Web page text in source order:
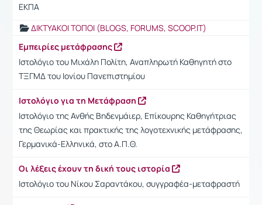
ΕΚΠΑ
ΔΙΚΤΥΑΚΟΙ ΤΟΠΟΙ (BLOGS, FORUMS, SCOOP.IT)
Εμπειρίες μετάφρασης
Ιστολόγιο του Μιχάλη Πολίτη, Αναπληρωτή Καθηγητή στο
ΤΞΓΜΔ του Ιονίου Πανεπιστημίου
Ιστολόγιο για τη Μετάφραση
Ιστολόγιο της Ανθής Βηδενμάιερ, Επίκουρης Καθηγήτριας
της Θεωρίας και πρακτικής της λογοτεχνικής μετάφρασης,
Γερμανικά-Ελληνικά, στο Α.Π.Θ.
Οι λέξεις έχουν τη δική τους ιστορία
Ιστολόγιο του Νίκου Σαραντάκου, συγγραφέα-μεταφραστή